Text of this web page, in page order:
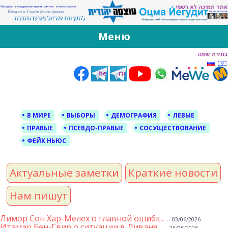
За Оцма Йегудит
עוצמה יהודית ברוסית ובעברית
Меню
В МИРЕ ВЫБОРЫ ДЕМОГРАФИЯ
ЛЕВЫЕ
ПРАВЫЕ
ПСЕВДО-ПРАВЫЕ
СОСУЩЕСТВОВАНИЕ
ФЕЙК НЬЮС
Актуальные заметки
Краткие новости
Нам пишут
Лимор Сон Хар-Мелех о главной ошибк... -- 03/06/2026